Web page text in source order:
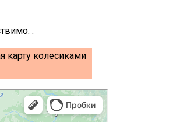
.
карту колесиками